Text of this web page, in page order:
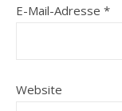
E-Mail-Adresse *
Website